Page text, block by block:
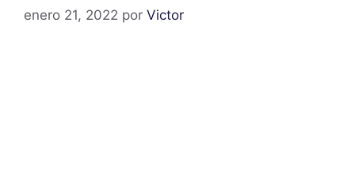
enero 21, 2022 por Victor